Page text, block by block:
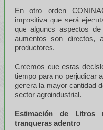
En otro orden
impositiva que será
que algunos aspectos
aumentos son directos,
productores.
Creemos que estas
tiempo para no perjudicar
genera la mayor cantidad
sector agroindustrial.
Estimación de Litros
tranqueras adentro